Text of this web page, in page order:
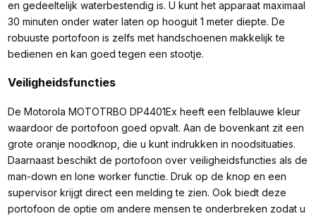
en gedeeltelijk waterbestendig is. U kunt het apparaat maximaal
30 minuten onder water laten op hooguit 1 meter diepte. De
robuuste portofoon is zelfs met handschoenen makkelijk te
bedienen en kan goed tegen een stootje.
Veiligheidsfuncties
De Motorola MOTOTRBO DP4401Ex heeft een felblauwe kleur
waardoor de portofoon goed opvalt. Aan de bovenkant zit een
grote oranje noodknop, die u kunt indrukken in noodsituaties.
Daarnaast beschikt de portofoon over veiligheidsfuncties als de
man-down en lone worker functie. Druk op de knop en een
supervisor krijgt direct een melding te zien. Ook biedt deze
portofoon de optie om andere mensen te onderbreken zodat u